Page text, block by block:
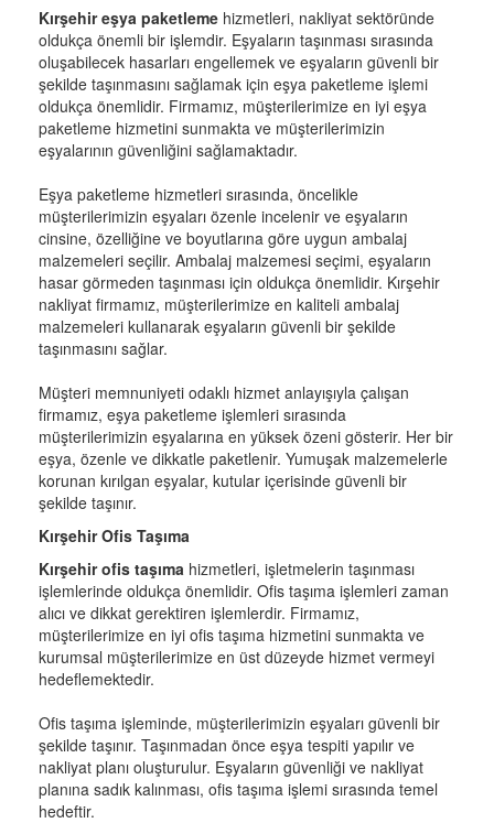
Kırşehir eşya paketleme hizmetleri, nakliyat sektöründe
oldukça önemli bir işlemdir. Eşyaların taşınması sırasında
oluşabilecek hasarları engellemek ve eşyaların güvenli bir
şekilde taşınmasını sağlamak için eşya paketleme işlemi
oldukça önemlidir. Firmamız, müşterilerimize en iyi eşya
paketleme hizmetini sunmakta ve müşterilerimizin
eşyalarının güvenliğini sağlamaktadır.
Eşya paketleme hizmetleri sırasında, öncelikle
müşterilerimizin eşyaları özenle incelenir ve eşyaların
cinsine, özelliğine ve boyutlarına göre uygun ambalaj
malzemeleri seçilir. Ambalaj malzemesi seçimi, eşyaların
hasar görmeden taşınması için oldukça önemlidir. Kırşehir
nakliyat firmamız, müşterilerimize en kaliteli ambalaj
malzemeleri kullanarak eşyaların güvenli bir şekilde
taşınmasını sağlar.
Müşteri memnuniyeti odaklı hizmet anlayışıyla çalışan
firmamız, eşya paketleme işlemleri sırasında
müşterilerimizin eşyalarına en yüksek özeni gösterir. Her bir
eşya, özenle ve dikkatle paketlenir. Yumuşak malzemelerle
korunan kırılgan eşyalar, kutular içerisinde güvenli bir
şekilde taşınır.
Kırşehir Ofis Taşıma
Kırşehir ofis taşıma hizmetleri, işletmelerin taşınması
işlemlerinde oldukça önemlidir. Ofis taşıma işlemleri zaman
alıcı ve dikkat gerektiren işlemlerdir. Firmamız,
müşterilerimize en iyi ofis taşıma hizmetini sunmakta ve
kurumsal müşterilerimize en üst düzeyde hizmet vermeyi
hedeflemektedir.
Ofis taşıma işleminde, müşterilerimizin eşyaları güvenli bir
şekilde taşınır. Taşınmadan önce eşya tespiti yapılır ve
nakliyat planı oluşturulur. Eşyaların güvenliği ve nakliyat
planına sadık kalınması, ofis taşıma işlemi sırasında temel
hedeftir.